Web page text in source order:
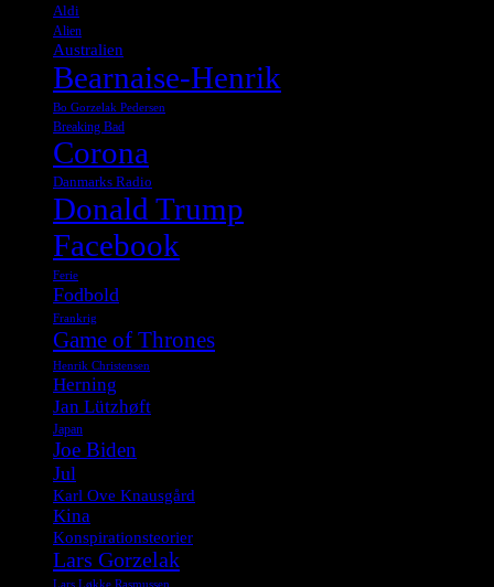
Aldi
Alien
Australien
Bearnaise-Henrik
Bo Gorzelak Pedersen
Breaking Bad
Corona
Danmarks Radio
Donald Trump
Facebook
Ferie
Fodbold
Frankrig
Game of Thrones
Henrik Christensen
Herning
Jan Lützhøft
Japan
Joe Biden
Jul
Karl Ove Knausgård
Kina
Konspirationsteorier
Lars Gorzelak
Lars Løkke Rasmussen